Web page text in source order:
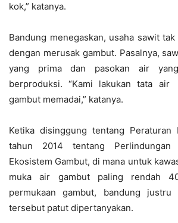
kok,” katanya.
Bandung menegaskan, usaha sawit
dengan merusak gambut. Pasalnya,
yang prima dan pasokan air
berproduksi. “Kami lakukan tata
gambut memadai,” katanya.
Ketika disinggung tentang Peraturan
tahun 2014 tentang Perlindungan
Ekosistem Gambut, di mana untuk
muka air gambut paling rendah
permukaan gambut, bandung justru
tersebut patut dipertanyakan.